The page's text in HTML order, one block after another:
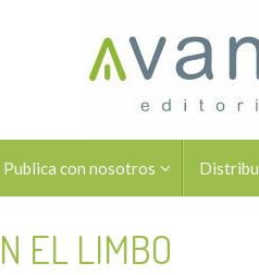
Publica con nosotros
EL LIMBO